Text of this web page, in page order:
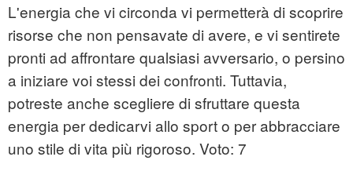
L'energia che vi circonda vi permetterà di scoprire
risorse che non pensavate di avere, e vi sentirete
pronti ad affrontare qualsiasi avversario, o persino
a iniziare voi stessi dei confronti. Tuttavia,
potreste anche scegliere di sfruttare questa
energia per dedicarvi allo sport o per abbracciare
uno stile di vita più rigoroso. Voto: 7